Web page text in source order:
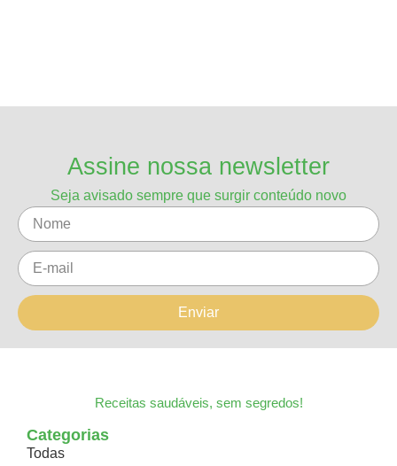
Assine nossa newsletter
Seja avisado sempre que surgir conteúdo novo
Enviar
Receitas saudáveis, sem segredos!
Categorias
Todas